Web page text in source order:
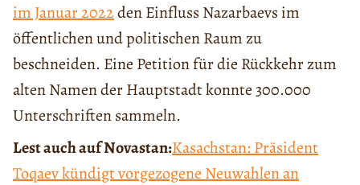
im Januar 2022den Einfluss Nazarbaevs im
öffentlichen und politischen Raum zu
beschneiden. Eine Petition für die Rückkehr zum
alten Namen der Hauptstadt konnte 300.000
Unterschriften sammeln.
Lest auch auf Novastan:Kasachstan: Präsident
Toqaev kündigt vorgezogene Neuwahlen an